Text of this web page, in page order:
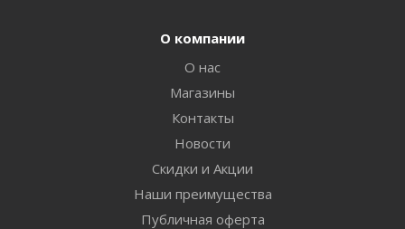
О компании
О нас
Магазины
Контакты
Новости
Скидки и Акции
Наши преимущества
Публичная оферта